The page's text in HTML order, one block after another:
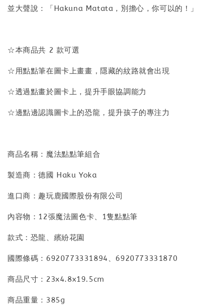
並大聲說：「Hakuna Matata，別擔心，你可以的！」
☆本商品共 2 款可選
☆用點點筆在圖卡上畫畫，隱藏的紋路就會出現
☆透過點畫於圖卡上，提升手眼協調能力
☆邊點邊認識圖卡上的恐龍，提升孩子的專注力
商品名稱：魔法點點筆組合
製造商：德國 Haku Yoka
進口商：趣玩鹿國際股份有限公司
內容物：12張魔法圖色卡、1隻點點筆
款式：恐龍、繽紛花園
國際條碼：6920773331894、6920773331870
商品尺寸：23x4.8x19.5cm
商品重量：385g